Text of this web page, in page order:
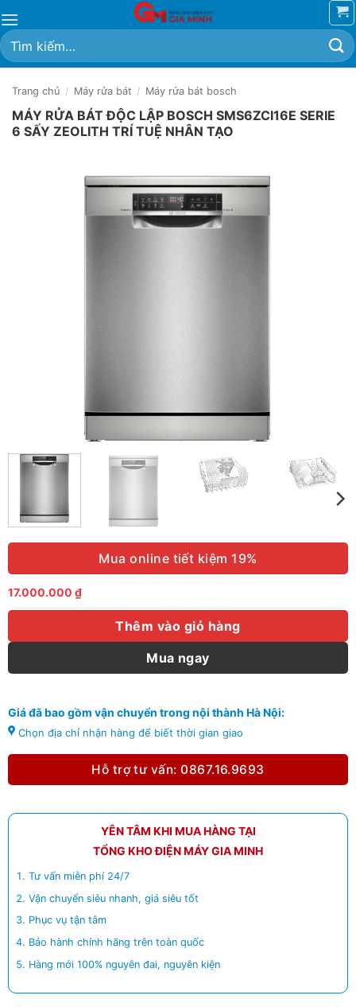
qua
nội
dung
Tìm
kiếm:
Trang chủ / Máy rửa bát / Máy rửa bát bosch
MÁY RỬA BÁT ĐỘC LẬP BOSCH SMS6ZCI16E SERIE
6 SẤY ZEOLITH TRÍ TUỆ NHÂN TẠO
Mua online tiết kiệm 19%
17.000.000 ₫
Thêm vào giỏ hàng
Mua ngay
Giá đã bao gồm vận chuyển trong nội thành Hà Nội:
Chọn địa chỉ nhận hàng để biết thời gian giao
Hỗ trợ tư vấn: 0867.16.9693
YÊN TÂM KHI MUA HÀNG TẠI
TỔNG KHO ĐIỆN MÁY GIA MINH
Tư vấn miễn phí 24/7
Vận chuyển siêu nhanh, giá siêu tốt
Phục vụ tận tâm
Bảo hành chính hãng trên toàn quốc
Hàng mới 100% nguyên đai, nguyên kiện